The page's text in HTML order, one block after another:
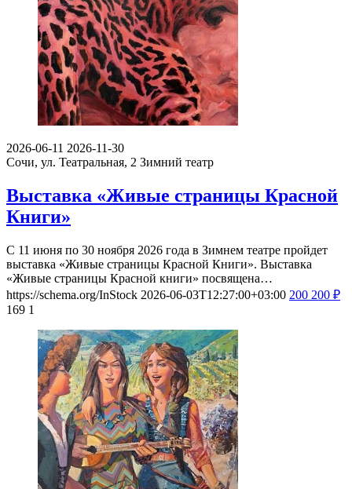
2026-06-11 2026-11-30
Сочи, ул. Театральная, 2 Зимний театр
Выставка «Живые страницы Красной
Книги»
С 11 июня по 30 ноября 2026 года в Зимнем театре пройдет
выставка «Живые страницы Красной Книги». Выставка
«Живые страницы Красной книги» посвящена…
https://schema.org/InStock 2026-06-03T12:27:00+03:00 200 200 ₽
169 1